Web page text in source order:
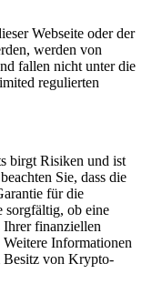
Webseite oder der
werden von
fallen nicht unter die
regulierten
birgt Risiken und ist
Sie, dass die
für die
sorgfältig, ob eine
finanziellen
Informationen
Besitz von Krypto-